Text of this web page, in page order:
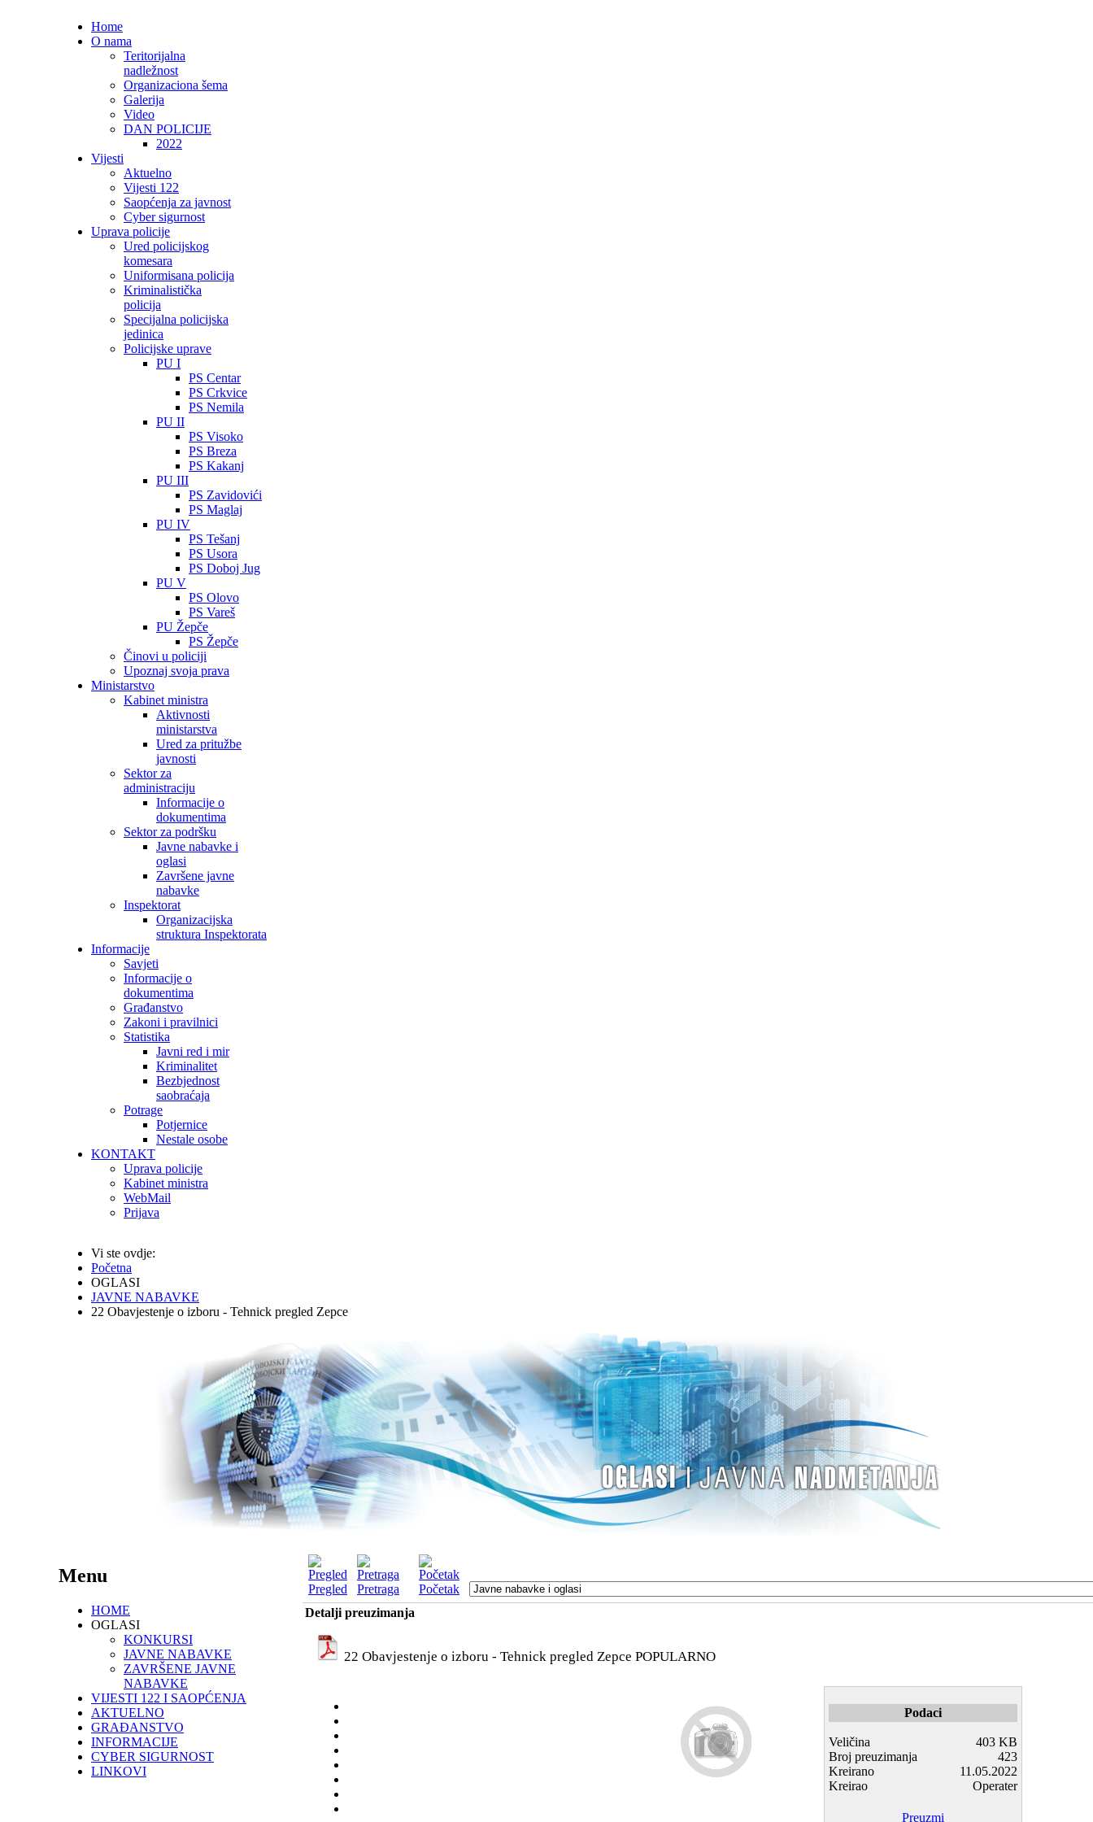
Home
O nama
Teritorijalna
nadležnost
Organizaciona šema
Galerija
Video
DAN POLICIJE
2022
Vijesti
Aktuelno
Vijesti 122
Saopćenja za javnost
Cyber sigurnost
Uprava policije
Ured policijskog
komesara
Uniformisana policija
Kriminalistička
policija
Specijalna policijska
jedinica
Policijske uprave
PU I
PS Centar
PS Crkvice
PS Nemila
PU II
PS Visoko
PS Breza
PS Kakanj
PU III
PS Zavidovići
PS Maglaj
PU IV
PS Tešanj
PS Usora
PS Doboj Jug
PU V
PS Olovo
PS Vareš
PU Žepče
PS Žepče
Činovi u policiji
Upoznaj svoja prava
Ministarstvo
Kabinet ministra
Aktivnosti
ministarstva
Ured za pritužbe
javnosti
Sektor za
administraciju
Informacije o
dokumentima
Sektor za podršku
Javne nabavke i
oglasi
Završene javne
nabavke
Inspektorat
Organizacijska
struktura Inspektorata
Informacije
Savjeti
Informacije o
dokumentima
Građanstvo
Zakoni i pravilnici
Statistika
Javni red i mir
Kriminalitet
Bezbjednost
saobraćaja
Potrage
Potjernice
Nestale osobe
KONTAKT
Uprava policije
Kabinet ministra
WebMail
Prijava
Vi ste ovdje:
Početna
OGLASI
JAVNE NABAVKE
22 Obavjestenje o izboru - Tehnick pregled Zepce
Pregled Pretraga
Početak
Detalji preuzimanja
22 Obavjestenje o izboru - Tehnick pregled Zepce POPULARNO
Podaci
Veličina
403 KB
Broj preuzimanja
423
Kreirano
11.05.2022
Kreirao
Operater
Preuzmi
Menu
HOME
OGLASI
KONKURSI
JAVNE NABAVKE
ZAVRŠENE JAVNE
NABAVKE
VIJESTI 122 I SAOPĆENJA
AKTUELNO
GRAĐANSTVO
INFORMACIJE
CYBER SIGURNOST
LINKOVI